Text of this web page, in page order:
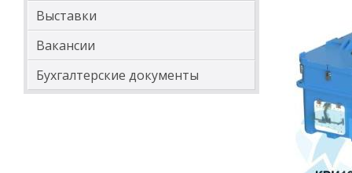
Выставки
Вакансии
Бухгалтерские документы